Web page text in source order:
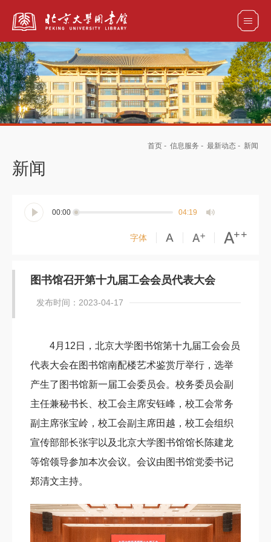
全部资源
首页 - 信息服务 - 最新动态 - 新闻
新闻
00:00 04:19
字体
图书馆召开第十九届工会会员代表大会
发布时间：2023-04-17
4月12日，北京大学图书馆第十九届工会会员
代表大会在图书馆南配楼艺术鉴赏厅举行，选举
产生了图书馆新一届工会委员会。校务委员会副
主任兼秘书长、校工会主席安钰峰，校工会常务
副主席张宝岭，校工会副主席田越，校工会组织
宣传部部长张宇以及北京大学图书馆馆长陈建龙
等馆领导参加本次会议。会议由图书馆党委书记
郑清文主持。